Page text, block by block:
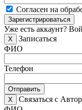
Согласен на
Зарегистрироваться
Уже есть аккаунт?
X
Записаться
ФИО
Телефон
Отправить
X
Связаться с